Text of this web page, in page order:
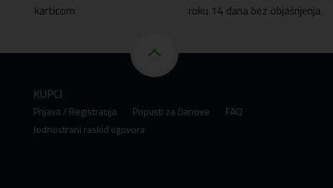
karticom
roku 14 dana bez objašnjenja
KUPCI
Prijava / Registracija Popusti za članove
FAQ
Jednostrani raskid ugovora